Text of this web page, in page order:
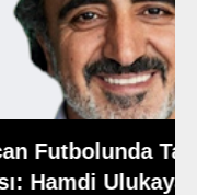
Dönüm
5 Milyon